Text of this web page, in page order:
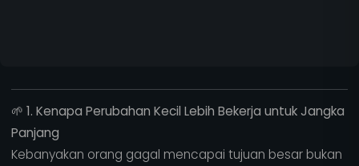
🌱 1. Kenapa Perubahan Kecil Lebih Bekerja untuk Jangka
Panjang
Kebanyakan orang gagal mencapai tujuan besar bukan